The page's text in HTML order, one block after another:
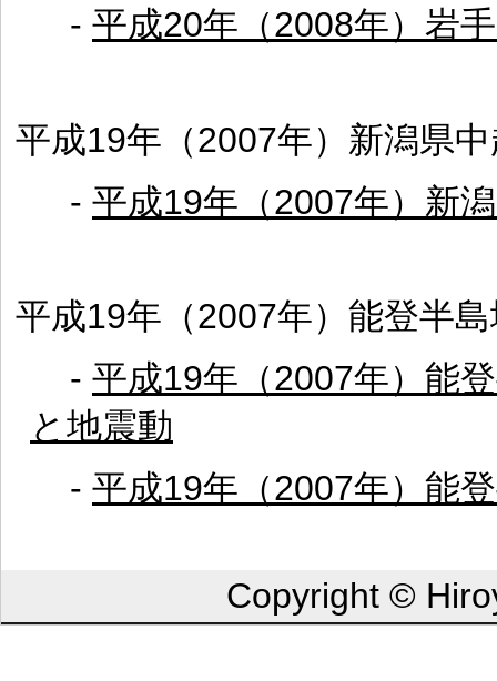
- 平成20年（2008年）岩
平成19年（2007年）新潟県
- 平成19年（2007年）新
平成19年（2007年）能登半
- 平成19年（2007年）能
と地震動
- 平成19年（2007年）能
Copyright ©